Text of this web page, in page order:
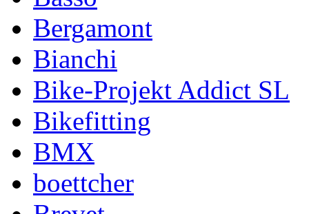
Bergamont
Bianchi
Bike-Projekt Addict SL
Bikefitting
BMX
boettcher